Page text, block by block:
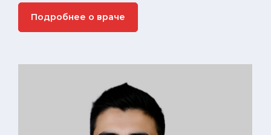
Подробнее о враче